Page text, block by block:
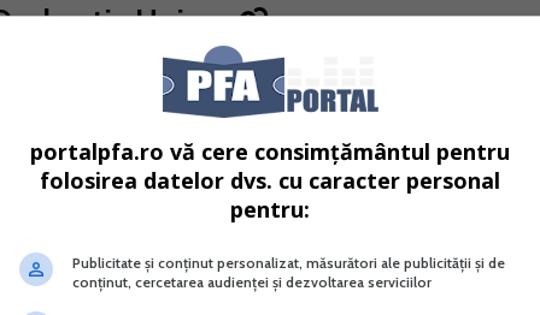
Unica
inclusiv
, in vederea declararii venitului realizat si
si a contributiilor sociale.
in vederea declararii contributiei de asigurari
care opteaza pentru plata contributiei.
situatia unei intreprinderi individuale care determina
portalpfa.ro vă cere consimțământul pentru
folosirea datelor dvs. cu caracter personal
pentru:
Publicitate și conținut personalizat, măsurători ale publicității și de
conținut, cercetarea audienței și dezvoltarea serviciilor